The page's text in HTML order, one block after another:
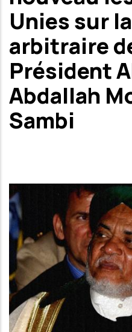
Unies sur
arbitraire
Président
Abdallah
Sambi